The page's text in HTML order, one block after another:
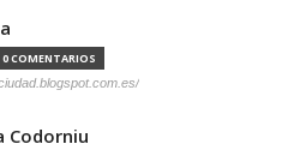
0 COMENTARIOS
Codorniu